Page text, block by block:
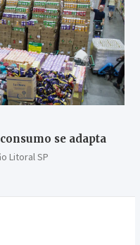
se adapta
Litoral SP